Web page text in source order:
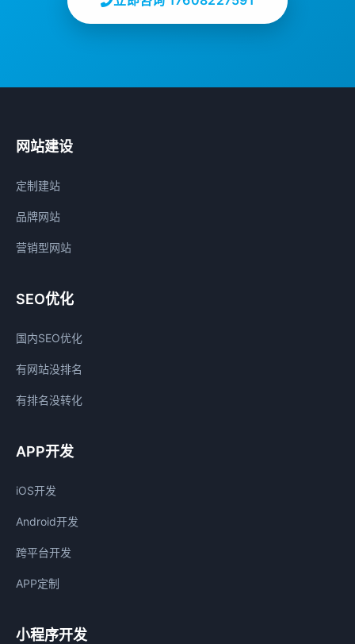
网站建设
定制建站
品牌网站
营销型网站
SEO优化
国内SEO优化
有网站没排名
有排名没转化
APP开发
iOS开发
Android开发
跨平台开发
APP定制
小程序开发